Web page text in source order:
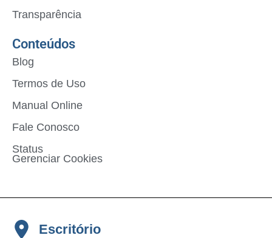
Transparência
Conteúdos
Blog
Termos de Uso
Manual Online
Fale Conosco
Status
Gerenciar Cookies
Escritório